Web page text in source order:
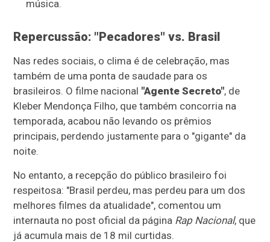
música.
Repercussão: "Pecadores" vs. Brasil
Nas redes sociais, o clima é de celebração, mas
também de uma ponta de saudade para os
brasileiros. O filme nacional "Agente Secreto", de
Kleber Mendonça Filho, que também concorria na
temporada, acabou não levando os prêmios
principais, perdendo justamente para o "gigante" da
noite.
No entanto, a recepção do público brasileiro foi
respeitosa: "Brasil perdeu, mas perdeu para um dos
melhores filmes da atualidade", comentou um
internauta no post oficial da página Rap Nacional, que
já acumula mais de 18 mil curtidas.